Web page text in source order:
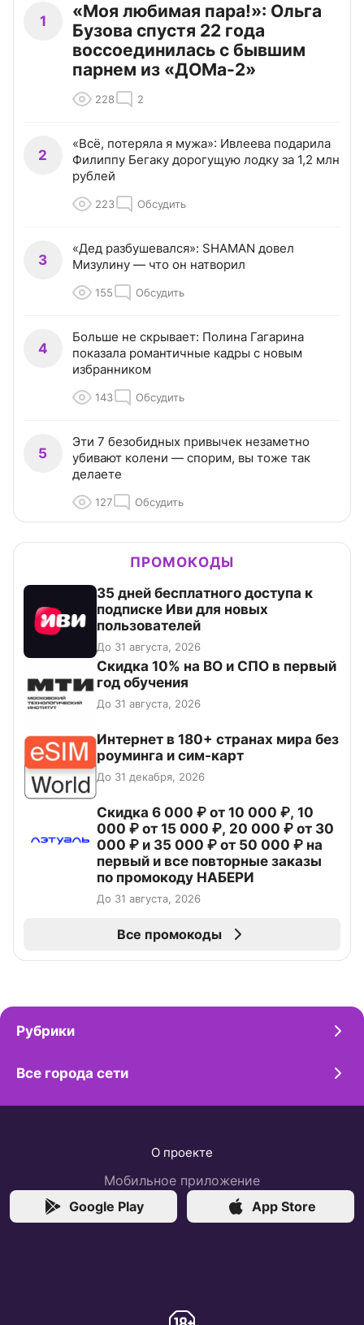
1
«Моя любимая пара!»: Ольга
Бузова спустя 22 года
воссоединилась с бывшим
парнем из «ДОМа-2»
228 2
2
«Всё, потеряла я мужа»: Ивлеева подарила
Филиппу Бегаку дорогущую лодку за 1,2 млн
рублей
223 Обсудить
3
«Дед разбушевался»: SHAMAN довел
Мизулину — что он натворил
155 Обсудить
4
Больше не скрывает: Полина Гагарина
показала романтичные кадры с новым
избранником
143 Обсудить
5
Эти 7 безобидных привычек незаметно
убивают колени — спорим, вы тоже так
делаете
127 Обсудить
ПРОМОКОДЫ
35 дней бесплатного доступа к
подписке Иви для новых
пользователей
До 31 августа, 2026
Скидка 10% на ВО и СПО в первый
год обучения
До 31 августа, 2026
Интернет в 180+ странах мира без
роуминга и сим-карт
До 31 декабря, 2026
Скидка 6 000 ₽ от 10 000 ₽, 10
000 ₽ от 15 000 ₽, 20 000 ₽ от 30
000 ₽ и 35 000 ₽ от 50 000 ₽ на
первый и все повторные заказы
по промокоду НАБЕРИ
До 31 августа, 2026
Все промокоды
Рубрики
Все города сети
О проекте
Мобильное приложение
Google Play
App Store